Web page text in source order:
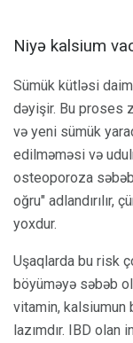
Niyə kalsium
Sümük kütləsi
dəyişir. Bu proses
və yeni sümük
edilməməsi və
osteoporoza
oğru" adlandırılır,
yoxdur.
Uşaqlarda bu risk
böyüməyə səbəb
vitamin, kalsiumun
lazımdır. IBD olan